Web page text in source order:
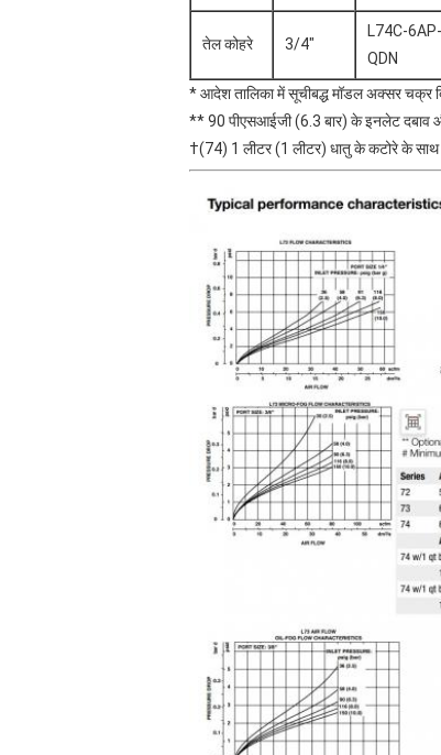
तेल कोहरे 3/4"
L74C-6AP-
QDN
* आदेश तालिका में सूचीबद्ध मॉडल अक्सर चक्र
** 90 पीएसआईजी (6.3 बार) के इनलेट दबाव
†(74) 1 लीटर (1 लीटर) धातु के कटोरे के